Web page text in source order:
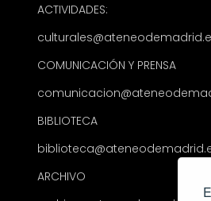
ACTIVIDADES:
COMUNICACIÓN Y PRENSA
BIBLIOTECA
ARCHIVO